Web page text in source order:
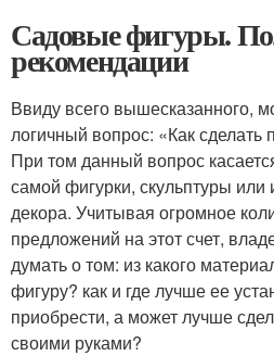
Садовые фигуры.
рекомендации
Ввиду всего вышесказанного,
логичный вопрос: «Как
При том данный вопрос
самой фигурки, скульптуры
декора. Учитывая огромное
предложений на этот счет,
думать о том: из какого
фигуру? как и где лучше ее
приобрести, а может лучше
своими руками?